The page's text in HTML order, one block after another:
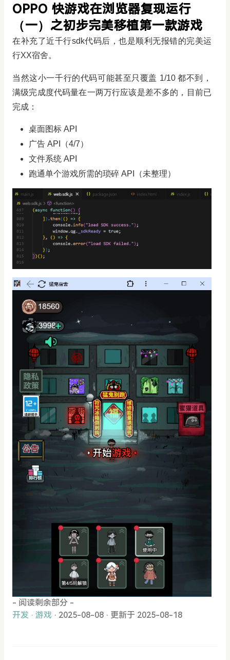
OPPO 快游戏在浏览器复现运行
（一）之初步完美移植第一款游戏
在补充了近千行sdk代码后，也是顺利无报错的完美运
行XX宿舍。
当然这小一千行的代码可能甚至只覆盖 1/10 都不到，
满级完成度代码量在一两万行应该是差不多的，目前已
完成：
桌面图标 API
广告 API（4/7）
文件系统 API
跑通单个游戏所需的琐碎 API（未整理）
- 阅读剩余部分 -
开发 · 游戏 · 2025-08-08 · 更新于 2025-08-18